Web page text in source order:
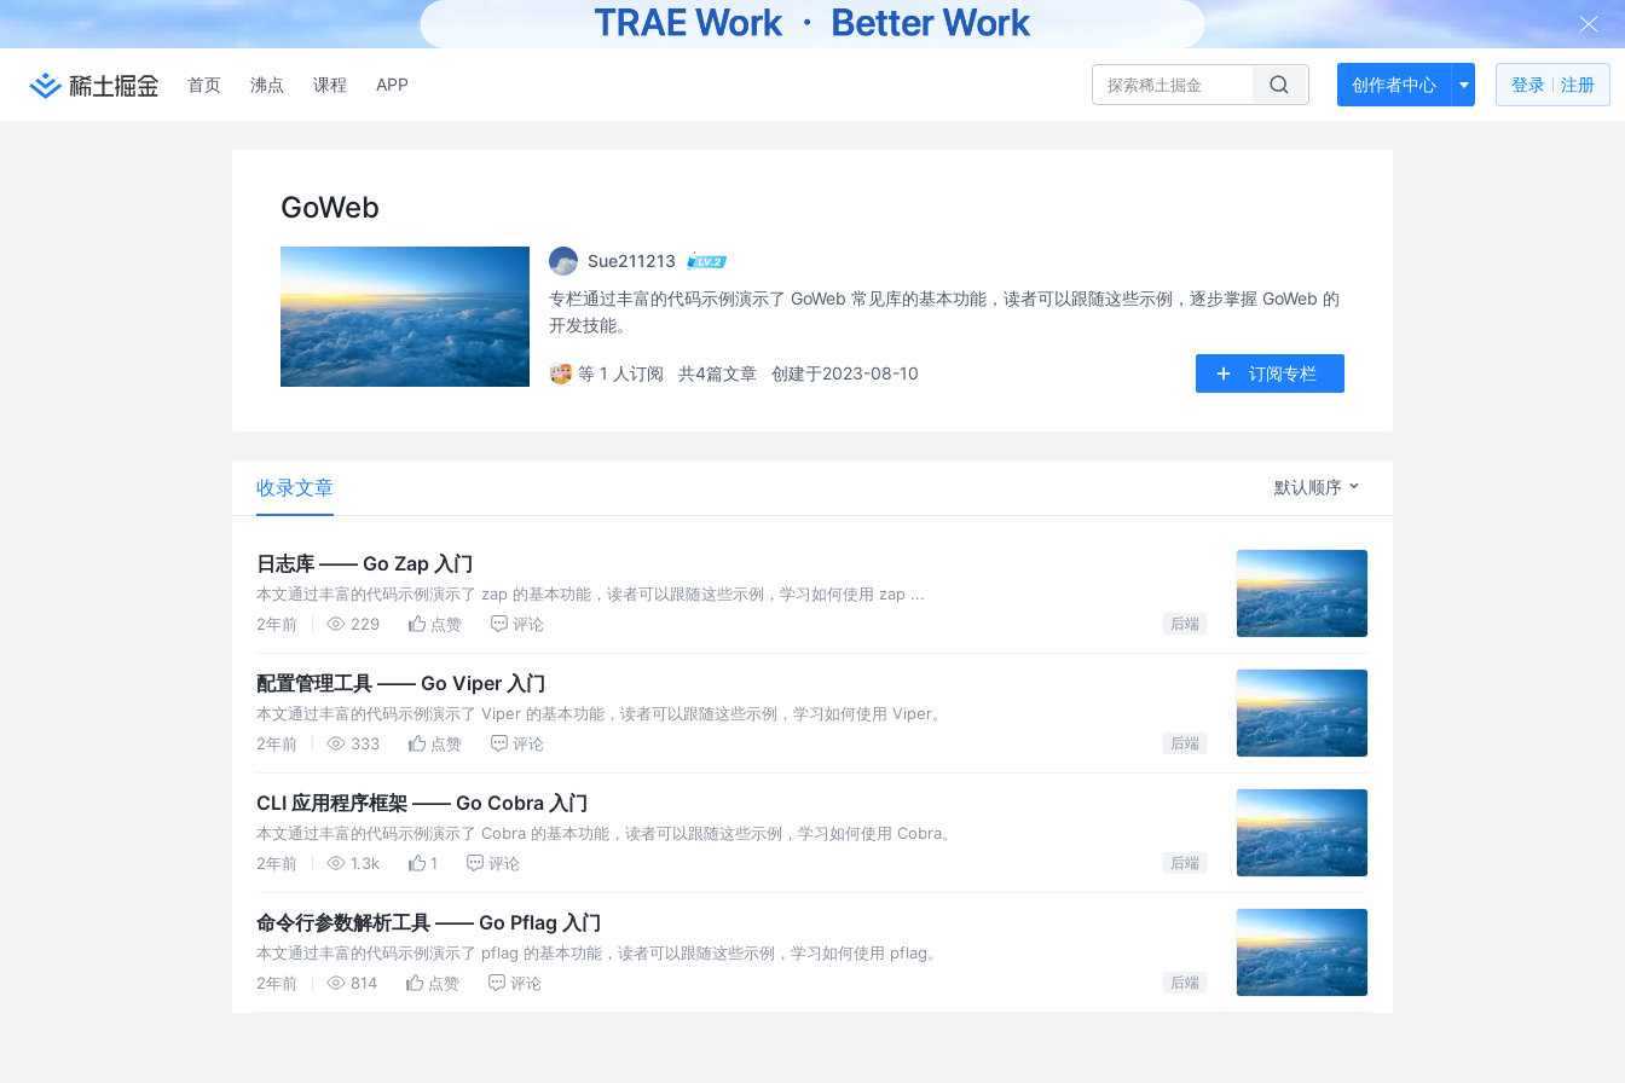
首页 沸点 课程 APP 创作者中心 登录 注册
GoWeb
Sue211213
专栏通过丰富的代码示例演示了 GoWeb 常见库的基本功能，读者可以跟随这些示例，逐步掌握 GoWeb 的
开发技能。
等 1 人订阅 共4篇文章 创建于2023-08-10 订阅专栏
收录文章 默认顺序
日志库 —— Go Zap 入门
本文通过丰富的代码示例演示了 zap 的基本功能，读者可以跟随这些示例，学习如何使用 zap ...
2年前
229 点赞 评论 后端
配置管理工具 —— Go Viper 入门
本文通过丰富的代码示例演示了 Viper 的基本功能，读者可以跟随这些示例，学习如何使用 Viper。
2年前
333 点赞 评论 后端
CLI 应用程序框架 —— Go Cobra 入门
本文通过丰富的代码示例演示了 Cobra 的基本功能，读者可以跟随这些示例，学习如何使用 Cobra。
2年前
1.3k 1 评论 后端
命令行参数解析工具 —— Go Pflag 入门
本文通过丰富的代码示例演示了 pflag 的基本功能，读者可以跟随这些示例，学习如何使用 pflag。
2年前
814 点赞 评论 后端